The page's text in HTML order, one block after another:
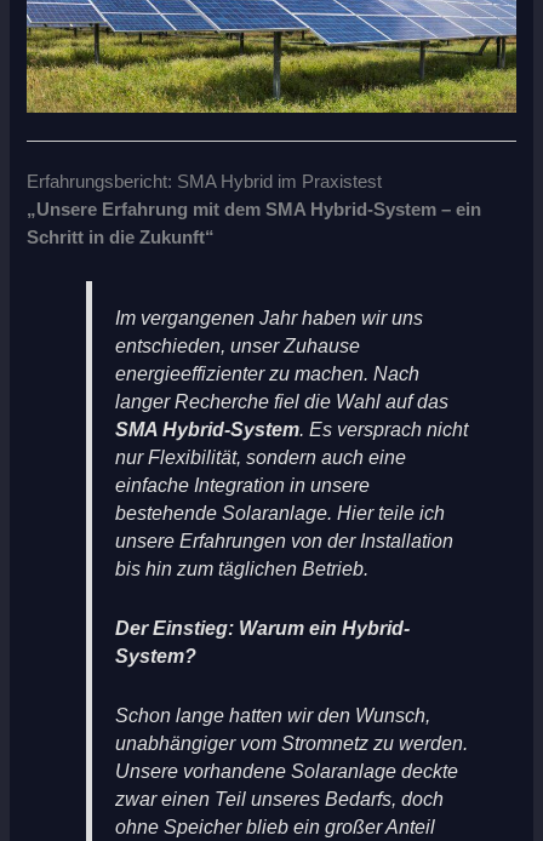
Erfahrungsbericht: SMA Hybrid im Praxistest
„Unsere Erfahrung mit dem SMA Hybrid-System – ein
Schritt in die Zukunft“
Im vergangenen Jahr haben wir uns
entschieden, unser Zuhause
energieeffizienter zu machen. Nach
langer Recherche fiel die Wahl auf das
SMA Hybrid-System. Es versprach nicht
nur Flexibilität, sondern auch eine
einfache Integration in unsere
bestehende Solaranlage. Hier teile ich
unsere Erfahrungen von der Installation
bis hin zum täglichen Betrieb.
Der Einstieg: Warum ein Hybrid-
System?
Schon lange hatten wir den Wunsch,
unabhängiger vom Stromnetz zu werden.
Unsere vorhandene Solaranlage deckte
zwar einen Teil unseres Bedarfs, doch
ohne Speicher blieb ein großer Anteil